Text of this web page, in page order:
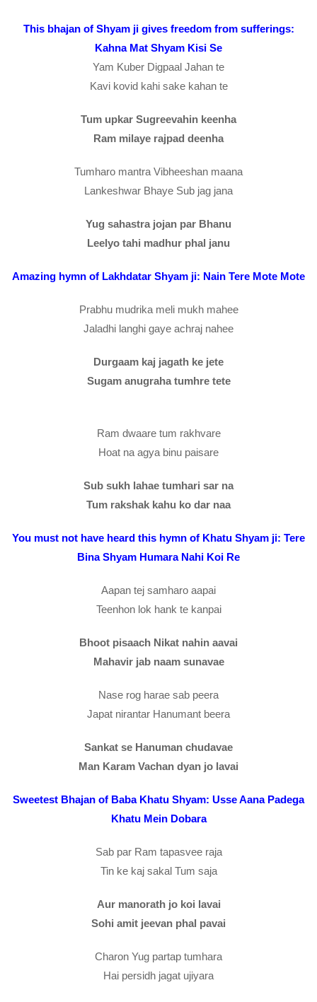
This bhajan of Shyam ji gives freedom from sufferings:
Kahna Mat Shyam Kisi Se
Yam Kuber Digpaal Jahan te
Kavi kovid kahi sake kahan te
Tum upkar Sugreevahin keenha
Ram milaye rajpad deenha
Tumharo mantra Vibheeshan maana
Lankeshwar Bhaye Sub jag jana
Yug sahastra jojan par Bhanu
Leelyo tahi madhur phal janu
Amazing hymn of Lakhdatar Shyam ji: Nain Tere Mote Mote
Prabhu mudrika meli mukh mahee
Jaladhi langhi gaye achraj nahee
Durgaam kaj jagath ke jete
Sugam anugraha tumhre tete
Ram dwaare tum rakhvare
Hoat na agya binu paisare
Sub sukh lahae tumhari sar na
Tum rakshak kahu ko dar naa
You must not have heard this hymn of Khatu Shyam ji: Tere
Bina Shyam Humara Nahi Koi Re
Aapan tej samharo aapai
Teenhon lok hank te kanpai
Bhoot pisaach Nikat nahin aavai
Mahavir jab naam sunavae
Nase rog harae sab peera
Japat nirantar Hanumant beera
Sankat se Hanuman chudavae
Man Karam Vachan dyan jo lavai
Sweetest Bhajan of Baba Khatu Shyam: Usse Aana Padega
Khatu Mein Dobara
Sab par Ram tapasvee raja
Tin ke kaj sakal Tum saja
Aur manorath jo koi lavai
Sohi amit jeevan phal pavai
Charon Yug partap tumhara
Hai persidh jagat ujiyara